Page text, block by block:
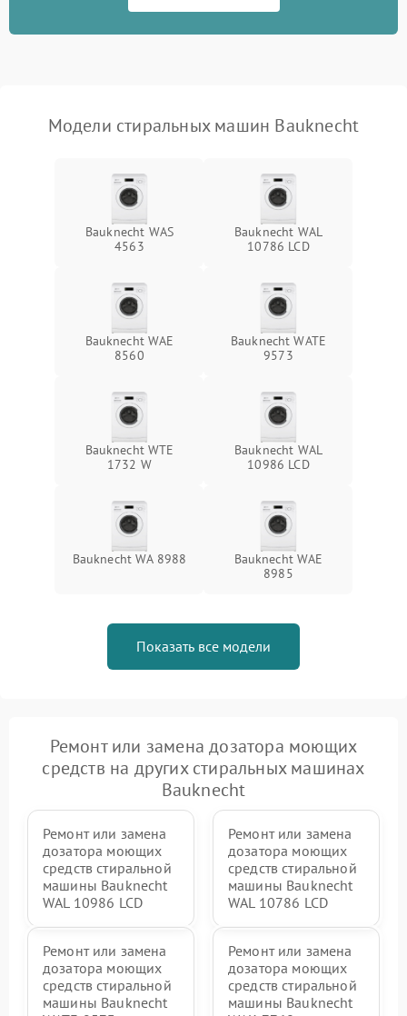
Модели стиральных машин Bauknecht
Bauknecht WAS
4563
Bauknecht WAL
10786 LCD
Bauknecht WAE
8560
Bauknecht WATE
9573
Bauknecht WTE
1732 W
Bauknecht WAL
10986 LCD
Bauknecht WA 8988
Bauknecht WAE
8985
Показать все модели
Ремонт или замена дозатора моющих
средств на других стиральных машинах
Bauknecht
Ремонт или замена
дозатора моющих
средств стиральной
машины Bauknecht
WAL 10986 LCD
Ремонт или замена
дозатора моющих
средств стиральной
машины Bauknecht
WAL 10786 LCD
Ремонт или замена
дозатора моющих
средств стиральной
машины Bauknecht
Ремонт или замена
дозатора моющих
средств стиральной
машины Bauknecht